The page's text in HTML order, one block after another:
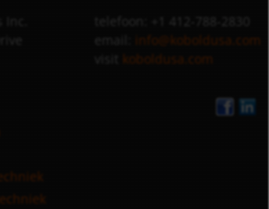
info@koboldusa.com
koboldusa.com